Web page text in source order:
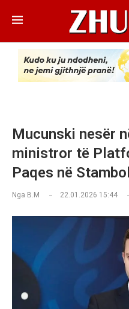
Mucunski nesër
ministror të
Paqes në Stamboll
Nga B.M 22.01.2026 15:44